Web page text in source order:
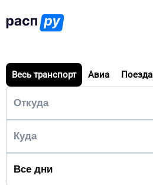
Весь транспорт Авиа Поезда